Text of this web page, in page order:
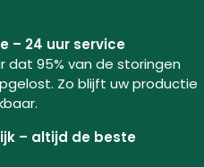
– 24 uur service
dat 95% van de storingen
Zo blijft uw productie
– altijd de beste